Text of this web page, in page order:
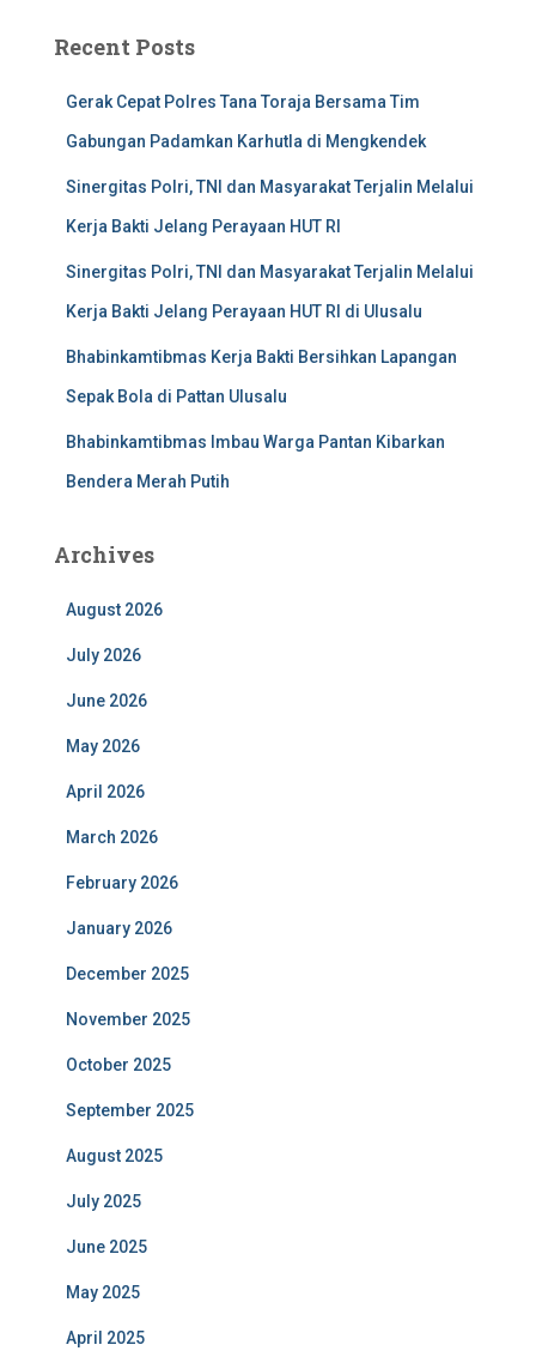
Recent Posts
Gerak Cepat Polres Tana Toraja Bersama Tim
Gabungan Padamkan Karhutla di Mengkendek
Sinergitas Polri, TNI dan Masyarakat Terjalin Melalui
Kerja Bakti Jelang Perayaan HUT RI
Sinergitas Polri, TNI dan Masyarakat Terjalin Melalui
Kerja Bakti Jelang Perayaan HUT RI di Ulusalu
Bhabinkamtibmas Kerja Bakti Bersihkan Lapangan
Sepak Bola di Pattan Ulusalu
Bhabinkamtibmas Imbau Warga Pantan Kibarkan
Bendera Merah Putih
Archives
August 2026
July 2026
June 2026
May 2026
April 2026
March 2026
February 2026
January 2026
December 2025
November 2025
October 2025
September 2025
August 2025
July 2025
June 2025
May 2025
April 2025